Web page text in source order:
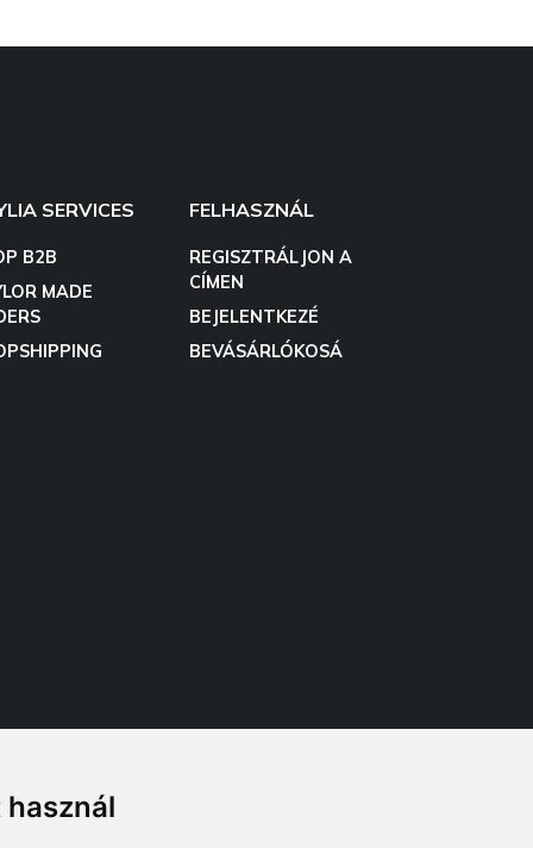
SERVICES
B2B
MADE
FELHASZNÁL
REGISZTRÁLJON A
CÍMEN
BEJELENTKEZÉ
BEVÁSÁRLÓKOSÁ